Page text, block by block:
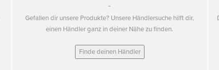
Gefallen dir unsere Produkte? Unsere Händlersuche hilft dir,
einen Händler ganz in deiner Nähe zu finden.
Finde deinen Händler